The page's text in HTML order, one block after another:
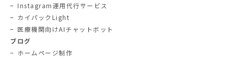
Instagram運用代行サービス
カイパックLight
医療機関向けAIチャットボット
ブログ
ホームページ制作